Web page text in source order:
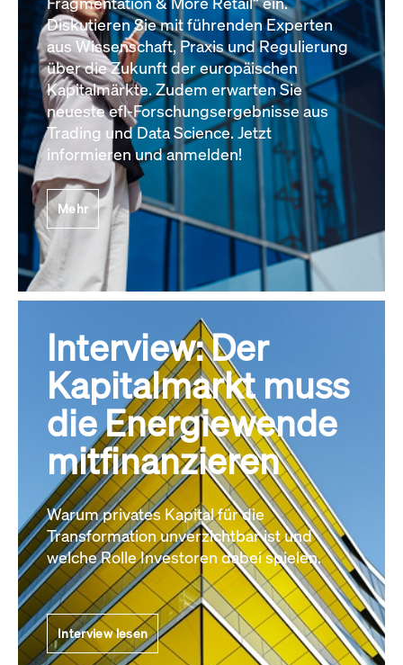
Diskutieren Sie mit führenden Experten
aus Wissenschaft, Praxis und Regulierung
über die Zukunft der europäischen
Kapitalmärkte. Zudem erwarten Sie
neueste efl-Forschungsergebnisse aus
Trading und Data Science. Jetzt
informieren und anmelden!
Mehr
Interview: Der
Kapitalmarkt muss
die Energiewende
mitfinanzieren
Warum privates Kapital für die
Transformation unverzichtbar ist und
welche Rolle Investoren dabei spielen.
Interview lesen